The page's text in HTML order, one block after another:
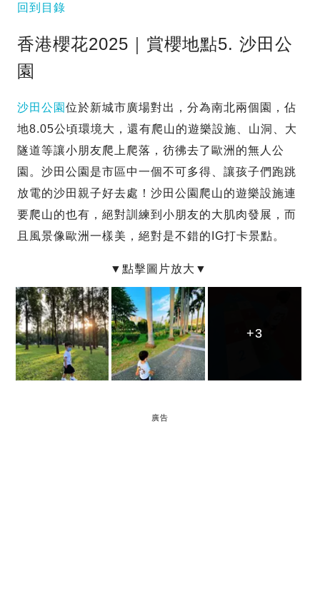
回到目錄
香港櫻花2025｜賞櫻地點5. 沙田公
園
沙田公園 位於新城市廣場對出，分為南北兩個園，佔
地8.05公頃環境大，還有爬山的遊樂設施、山洞、大
隧道等讓小朋友爬上爬落，彷彿去了歐洲的無人公
園。沙田公園是市區中一個不可多得、讓孩子們跑跳
放電的沙田親子好去處！沙田公園爬山的遊樂設施連
要爬山的也有，絕對訓練到小朋友的大肌肉發展，而
且風景像歐洲一樣美，絕對是不錯的IG打卡景點。
+3
+3
+3
廣告